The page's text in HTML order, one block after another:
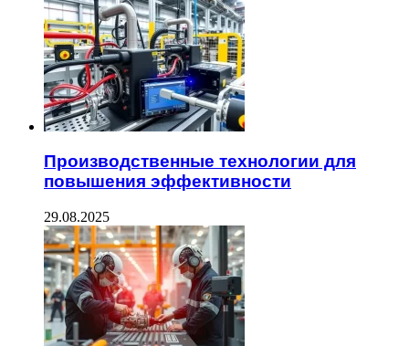
Производственные технологии для
повышения эффективности
29.08.2025